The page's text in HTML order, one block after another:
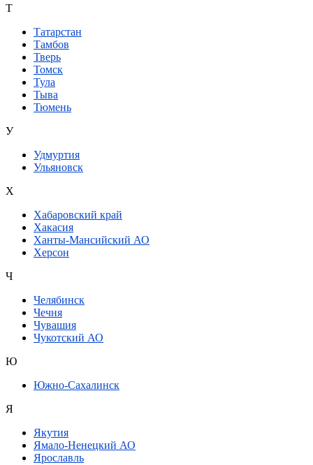
Т
Татарстан
Тамбов
Тверь
Томск
Тула
Тыва
Тюмень
У
Удмуртия
Ульяновск
Х
Хабаровский край
Хакасия
Ханты-Мансийский АО
Херсон
Ч
Челябинск
Чечня
Чувашия
Чукотский АО
Ю
Южно-Сахалинск
Я
Якутия
Ямало-Ненецкий АО
Ярославль